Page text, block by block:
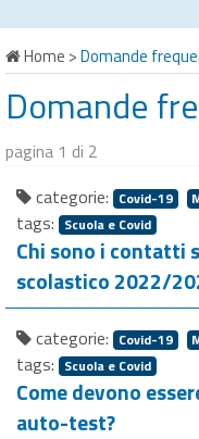
Home >Domande
Domande
pagina 1 di 2
categorie: Covid-19
tags: Scuola e Covid
Chi sono i contatti
scolastico 2022/
categorie: Covid-19
tags: Scuola e Covid
Come devono
auto-test?